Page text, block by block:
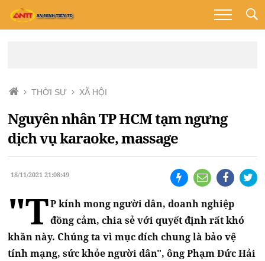
THỜI SỰ XÃ HỘI
Nguyên nhân TP HCM tạm ngưng
dịch vụ karaoke, massage
18/11/2021 21:08:49
"TP kính mong người dân, doanh nghiệp
đồng cảm, chia sẻ với quyết định rất khó
khăn này. Chúng ta vì mục đích chung là bảo vệ
tính mạng, sức khỏe người dân", ông Phạm Đức Hải